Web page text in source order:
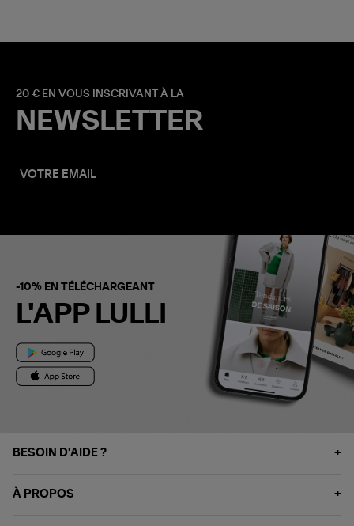
20 € EN VOUS INSCRIVANT À LA
NEWSLETTER
-10% EN TÉLÉCHARGEANT
L'APP LULLI
BESOIN D'AIDE ?
À PROPOS